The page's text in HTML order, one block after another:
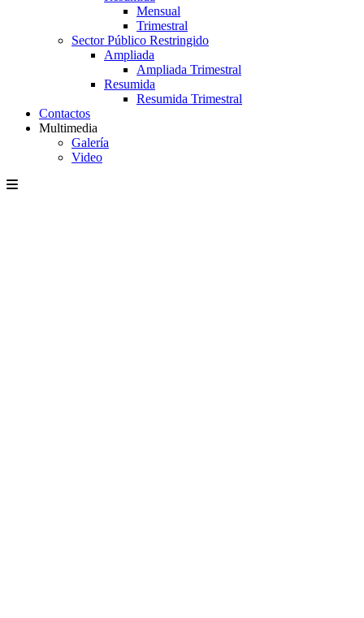
Mensual
Trimestral
Sector Público Restringido
Ampliada
Ampliada Trimestral
Resumida
Resumida Trimestral
Contactos
Multimedia
Galería
Video